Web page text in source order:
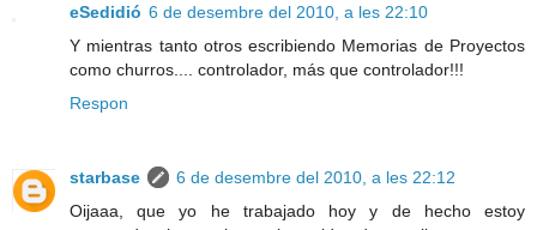
eSedidió 6 de desembre del 2010, a les 22:10
Y mientras tanto otros escribiendo Memorias de Proyectos
como churros.... controlador, más que controlador!!!
Respon
starbase
6 de desembre del 2010, a les 22:12
Oijaaa, que yo he trabajado hoy y de hecho estoy